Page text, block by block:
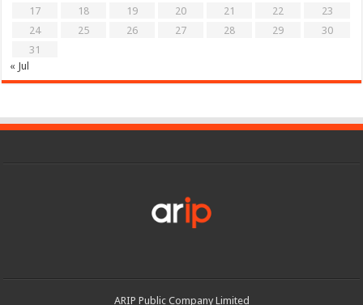
17
18 19 20 21 22
23
24
25 26 27 28 29
30
31
« Jul
ARIP Public Company Limited